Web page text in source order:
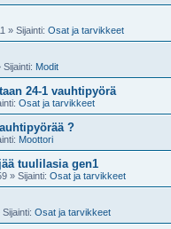
» Sijainti: Osat ja tarvikkeet
Sijainti: Modit
24-1 vauhtipyörä
Osat ja tarvikkeet
?
Moottori
tuulilasia gen1
» Sijainti: Osat ja tarvikkeet
Sijainti: Osat ja tarvikkeet